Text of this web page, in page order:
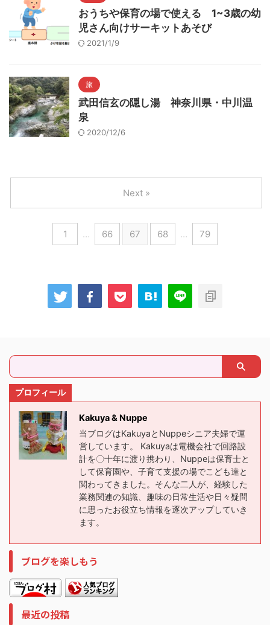
おうちや保育の場で使える 1~3歳の幼
児さん向けサーキットあそび
2021/1/9
旅
武田信玄の隠し湯 神奈川県・中川温
泉
2020/12/6
1 … 66 67 68 … 79
Next »
プロフィール
Kakuya & Nuppe
当ブログはKakuyaとNuppeシニア夫婦で運
営しています。 Kakuyaは電機会社で回路設
計を〇十年に渡り携わり、Nuppeは保育士と
して保育園や、子育て支援の場でこども達と
関わってきました。そんな二人が、経験した
業務関連の知識、趣味の日常生活や日々疑問
に思ったお役立ち情報を逐次アップしていき
ます。
ブログを楽しもう
最近の投稿